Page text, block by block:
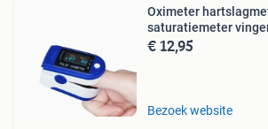
Oximeter
saturatiemeter
€ 12,95
Bezoek website